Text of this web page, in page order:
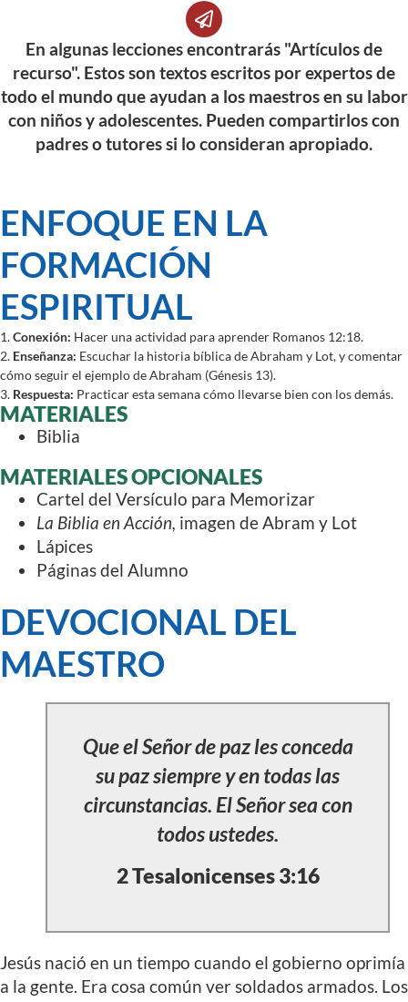
En algunas lecciones encontrarás "Artículos de
recurso". Estos son textos escritos por expertos de
todo el mundo que ayudan a los maestros en su labor
con niños y adolescentes. Pueden compartirlos con
padres o tutores si lo consideran apropiado.
ENFOQUE EN LA
FORMACIÓN
ESPIRITUAL
1.Conexión: Hacer una actividad para aprender Romanos 12:18.
2. Enseñanza: Escuchar la historia bíblica de Abraham y Lot, y comentar
cómo seguir el ejemplo de Abraham (Génesis 13).
3. Respuesta: Practicar esta semana cómo llevarse bien con los demás.
MATERIALES
Biblia
MATERIALES OPCIONALES
Cartel del Versículo para Memorizar
La Biblia en Acción, imagen de Abram y Lot
Lápices
Páginas del Alumno
DEVOCIONAL DEL
MAESTRO
Que el Señor de paz les conceda
su paz siempre y en todas las
circunstancias. El Señor sea con
todos ustedes.
2 Tesalonicenses 3:16
Jesús nació en un tiempo cuando el gobierno oprimía
a la gente. Era cosa común ver soldados armados. Los